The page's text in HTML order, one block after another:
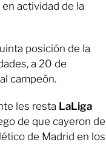
actividad de la
posición de la
a 20 de
campeón.
les resta LaLiga
de que cayeron de
de Madrid en los